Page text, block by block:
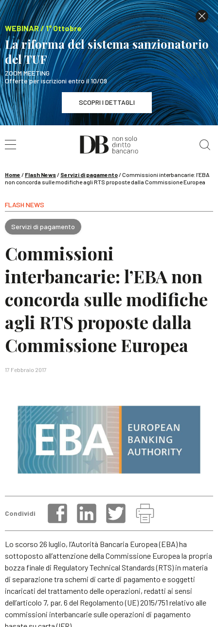
WEBINAR / 1° Ottobre
La riforma del sistema sanzionatorio
del TUF
ZOOM MEETING
Offerte per iscrizioni entro il 10/09
SCOPRI I DETTAGLI
WEBINAR / 1° Ottobre
La riforma del sistema sanzionatorio del TUF
Home / Flash News/ Servizi di pagamento/Commissioni interbancarie: l’EBA
non concorda sulle modifiche agli RTS proposte dalla Commissione Europea
FLASH NEWS
Servizi di pagamento
Commissioni
interbancarie: l’EBA non
concorda sulle modifiche
agli RTS proposte dalla
Commissione Europea
17 Febbraio 2017
Condividi
Lo scorso 26 luglio, l’Autorità Bancaria Europea (EBA) ha
sottoposto all’attenzione della Commissione Europea la propria
bozza finale di Regulatory Technical Standards (RTS) in materia
di separazione tra schemi di carte di pagamento e soggetti
incaricati del trattamento delle operazioni, redatti ai sensi
dell’articolo 7, par. 6 del Regolamento (UE) 2015/751 relativo alle
commissioni interbancarie sulle operazioni di pagamento